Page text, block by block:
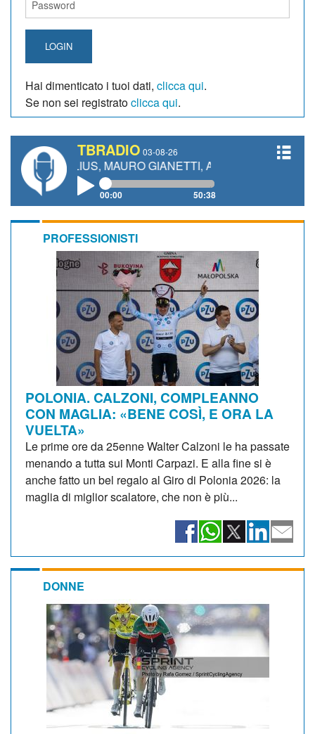
LOGIN
Hai dimenticato i tuoi dati, clicca qui.
Se non sei registratoclicca qui.
TBRADIO 03-08-26
MAURO GIANETTI, ANDREA VENDRAME,
00:00 50:38
PROFESSIONISTI
POLONIA. CALZONI, COMPLEANNO
CON MAGLIA: «BENE COSÌ, E ORA LA
VUELTA»
Le prime ore da 25enne Walter Calzoni le ha passate
menando a tutta sui Monti Carpazi. E alla fine si è
anche fatto un bel regalo al Giro di Polonia 2026: la
maglia di miglior scalatore, che non è più...
DONNE